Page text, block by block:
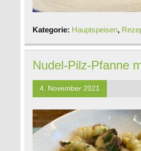
Kategorie: Hauptspeisen,
Nudel-Pilz-Pfanne
4. November 2021